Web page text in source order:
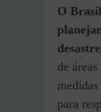
O
de
para